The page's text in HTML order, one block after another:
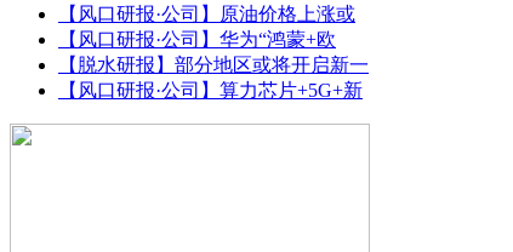
【风口研报·公司】原油价格上涨或
【风口研报·公司】华为“鸿蒙+欧
【脱水研报】部分地区或将开启新一
【风口研报·公司】算力芯片+5G+新